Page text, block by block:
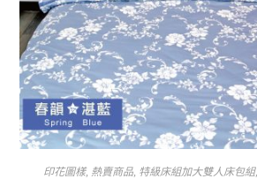
印花圖樣, 熱賣商品, 特級床組加大雙人床包組,